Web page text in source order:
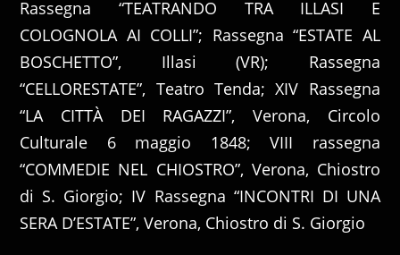
Rassegna “TEATRANDO TRA ILLASI E
COLOGNOLA AI COLLI”; Rassegna “ESTATE AL
BOSCHETTO”, Illasi (VR); Rassegna
“CELLORESTATE”, Teatro Tenda; XIV Rassegna
“LA CITTÀ DEI RAGAZZI”, Verona, Circolo
Culturale 6 maggio 1848; VIII rassegna
“COMMEDIE NEL CHIOSTRO”, Verona, Chiostro
di S. Giorgio; IV Rassegna “INCONTRI DI UNA
SERA D’ESTATE”, Verona, Chiostro di S. Giorgio